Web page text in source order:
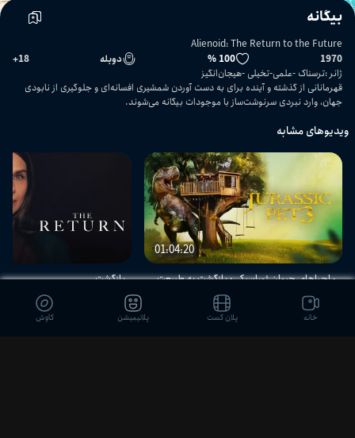
بیگانه‌
Alienoid: The Return to the Future
1970
100 % دوبله 18
+
ژانر :ترسناک علمی-تخیلی هیجان‌انگیز
قهرمانانی از گذشته و آینده برای به دست آوردن شمشیری افسانه‌ای و جلوگیری از نابودی
جهان، وارد نبردی سرنوشت‌ساز با موجودات بیگانه می‌شوند.
ویدیوهای مشابه
01:04:20
ماجراهای حیوان ژوراسیکی: بازگشت به طبیعت بازگشت
خانه پلان کست پلانیمیشن کاوش